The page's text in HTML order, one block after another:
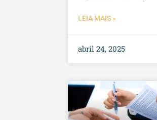
LEIA MAIS »
abril 24, 2025